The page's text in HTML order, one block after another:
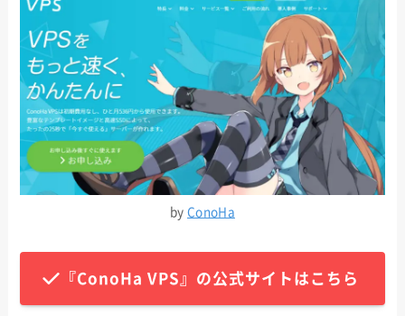
byConoHa
『ConoHa VPS』の公式サイトはこちら